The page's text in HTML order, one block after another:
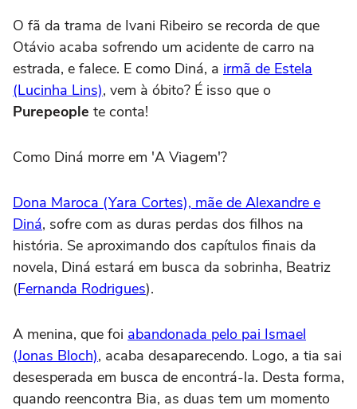
O fã da trama de Ivani Ribeiro se recorda de que
Otávio acaba sofrendo um acidente de carro na
estrada, e falece. E como Diná, a irmã de Estela
(Lucinha Lins), vem à óbito? É isso que o
Purepeople te conta!
Como Diná morre em 'A Viagem'?
Dona Maroca (Yara Cortes), mãe de Alexandre e
Diná, sofre com as duras perdas dos filhos na
história. Se aproximando dos capítulos finais da
novela, Diná estará em busca da sobrinha, Beatriz
(Fernanda Rodrigues).
A menina, que foi abandonada pelo pai Ismael
(Jonas Bloch), acaba desaparecendo. Logo, a tia sai
desesperada em busca de encontrá-la. Desta forma,
quando reencontra Bia, as duas tem um momento